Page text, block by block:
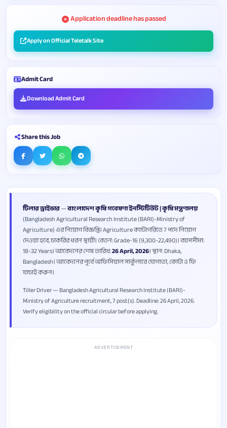
টিলার ড্রাইভার—বাংলাদেশ কৃষি গবেষণা ইনস্টিটিউট | কৃষি মন্ত্রণালয়
(Bangladesh Agricultural Research Institute (BARI)-Ministry of
Agriculture) এর নিয়োগ বিজ্ঞপ্তি। Agriculture ক্যাটাগরিতে 7 পদে নিয়োগ
দেওয়া হবে, চাকরির ধরন স্থায়ী। বেতন: Grade-16 (9,300-22,490)। বয়সসীমা:
18-32 Years। আবেদনের শেষ তারিখ:26 April, 2026। স্থান: Dhaka,
Bangladesh। আবেদনের পূর্বে অফিসিয়াল সার্কুলারে যোগ্যতা, কোটা ও ফি
যাচাই করুন।
Tiller Driver — Bangladesh Agricultural Research Institute (BARI)-
Ministry of Agriculture recruitment, 7 post(s). Deadline: 26 April, 2026.
Verify eligibility on the official circular before applying.
ADVERTISEMENT
Application deadline has passed
Apply on Official Teletalk Site
Admit Card
Download Admit Card
Share this Job